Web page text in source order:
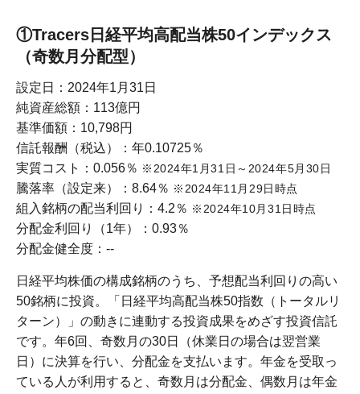
①Tracers日経平均高配当株50インデックス
（奇数月分配型）
設定日：2024年1月31日
純資産総額：113億円
基準価額：10,798円
信託報酬（税込）：年0.10725％
実質コスト：0.056％ ※2024年1月31日～2024年5月30日
騰落率（設定来）：8.64％ ※2024年11月29日時点
組入銘柄の配当利回り：4.2％ ※2024年10月31日時点
分配金利回り（1年）：0.93％
分配金健全度：--
日経平均株価の構成銘柄のうち、予想配当利回りの高い
50銘柄に投資。「日経平均高配当株50指数（トータルリ
ターン）」の動きに連動する投資成果をめざす投資信託
です。年6回、奇数月の30日（休業日の場合は翌営業
日）に決算を行い、分配金を支払います。年金を受取っ
ている人が利用すると、奇数月は分配金、偶数月は年金